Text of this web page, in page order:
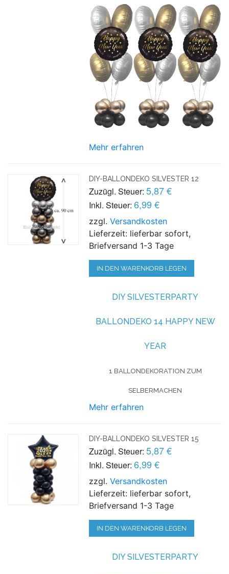
Mehr erfahren
DIY-BALLONDEKO SILVESTER 12
Zuzügl. Steuer: 5,87 €
Inkl. Steuer: 6,99 €
zzgl.Versandkosten
Lieferzeit: lieferbar sofort,
Briefversand 1-3 Tage
IN DEN WARENKORB LEGEN
DIY SILVESTERPARTY
BALLONDEKO 14 HAPPY NEW
YEAR
1 BALLONDEKORATION ZUM
SELBERMACHEN
Mehr erfahren
DIY-BALLONDEKO SILVESTER 15
Zuzügl. Steuer: 5,87 €
Inkl. Steuer: 6,99 €
zzgl.Versandkosten
Lieferzeit: lieferbar sofort,
Briefversand 1-3 Tage
IN DEN WARENKORB LEGEN
DIY SILVESTERPARTY